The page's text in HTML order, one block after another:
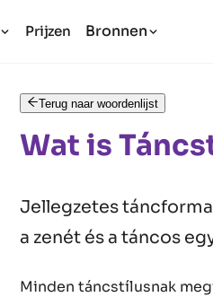
Prijzen Bronnen
Terug naar woordenlijst
Wat is
Jellegzetes
a zenét és a táncos
Minden táncstílusnak